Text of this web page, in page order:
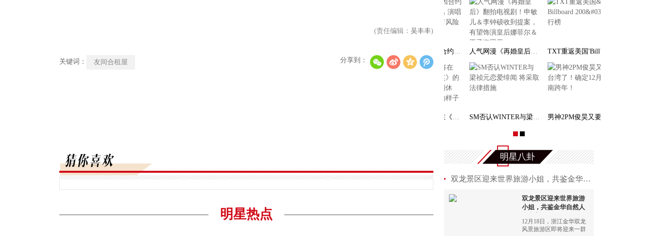
(责任编辑： 吴丰丰)
关键词： 友间合租屋 分享到：
明星热点
女团NewJeans 因合约问题不能提及团名 演唱本团 人气网漫《再婚皇后》翻拍电视剧！申敏儿＆李钟硕收
人气男团TXT将在《第39届金唱片奖》的行程后，开 SM否认WINTER与梁祯元恋爱绯闻 将采取法律措施
明星八卦
双龙景区迎来世界旅游小姐，共鉴金华自然人文之美
双龙景区迎来世界旅游
小姐，共鉴金华自然人
12月18日，浙江金华双龙
风景旅游区即将迎来一群